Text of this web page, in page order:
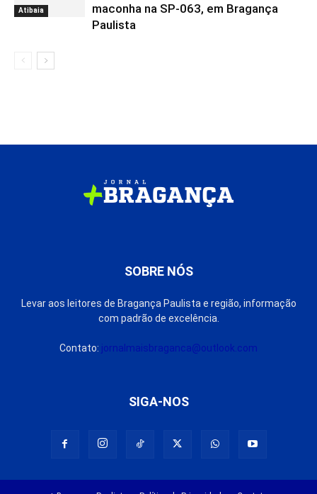
Atibaia
maconha na SP-063, em Bragança
Paulista
SOBRE NÓS
Levar aos leitores de Bragança Paulista e região, informação
com padrão de excelência.
Contato: jornalmaisbraganca@outlook.com
SIGA-NOS